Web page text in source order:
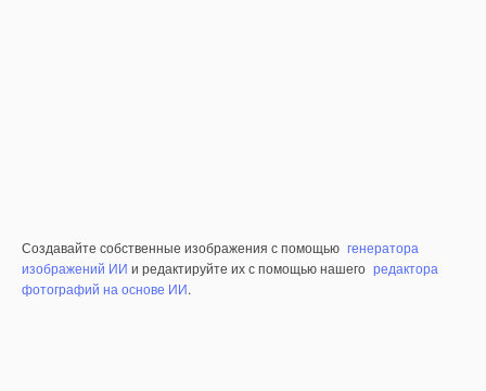
Создавайте собственные изображения с помощью генератора
изображений ИИ и редактируйте их с помощью нашего редактора
фотографий на основе ИИ.